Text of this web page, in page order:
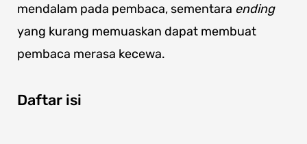
mendalam pada pembaca, sementara ending
yang kurang memuaskan dapat membuat
pembaca merasa kecewa.
Daftar isi